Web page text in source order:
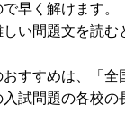
早く解けます。
い問題文を読む
すすめは、「全
試問題の各校の